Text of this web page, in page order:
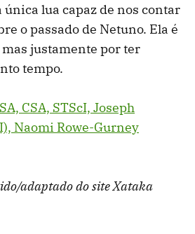
única lua capaz de nos contar
o passado de Netuno. Ela é
justamente por ter
tempo.
CSA, STScI, Joseph
Naomi Rowe-Gurney
adaptado do site Xataka